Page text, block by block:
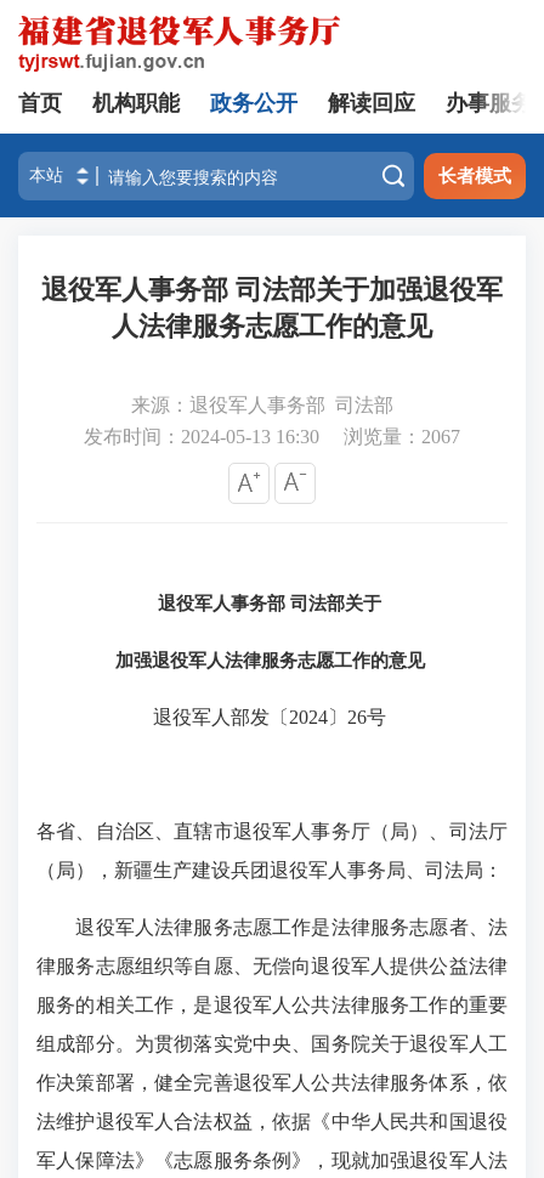
首页 机构职能 政务公开 解读回应 办事服务
 长者模式
退役军人事务部 司法部关于加强退役军
人法律服务志愿工作的意见
来源：退役军人事务部 司法部
发布时间：2024-05-13 16:30
浏览量： 2067
退役军人事务部 司法部关于
加强退役军人法律服务志愿工作的意见
退役军人部发〔2024〕26号
各省、自治区、直辖市退役军人事务厅（局）、司法厅
（局），新疆生产建设兵团退役军人事务局、司法局：
退役军人法律服务志愿工作是法律服务志愿者、法
律服务志愿组织等自愿、无偿向退役军人提供公益法律
服务的相关工作，是退役军人公共法律服务工作的重要
组成部分。为贯彻落实党中央、国务院关于退役军人工
作决策部署，健全完善退役军人公共法律服务体系，依
法维护退役军人合法权益，依据《中华人民共和国退役
军人保障法》《志愿服务条例》，现就加强退役军人法